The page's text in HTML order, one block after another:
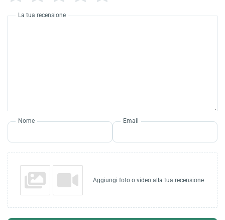
La tua recensione
Nome Email
Aggiungi foto o video alla tua recensione